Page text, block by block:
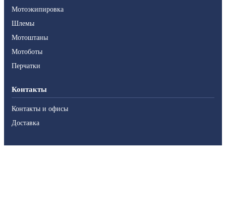
Мотоэкипировка
Шлемы
Мотоштаны
Мотоботы
Перчатки
Контакты
Контакты и офисы
Доставка